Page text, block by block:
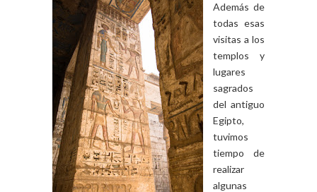
Además de
todas esas
visitas a los
templos y
lugares
sagrados
del antiguo
Egipto,
tuvimos
tiempo de
realizar
algunas